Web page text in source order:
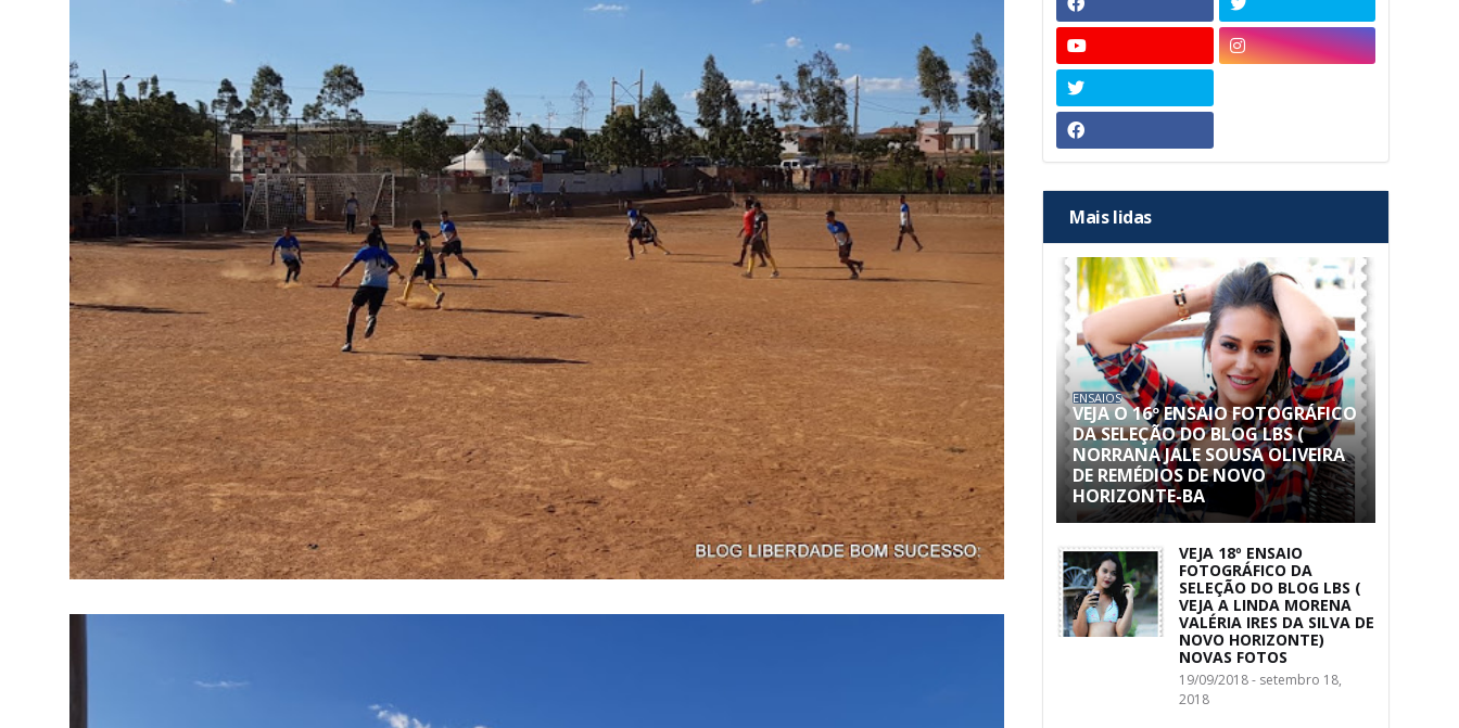
Mais lidas
ENSAIOS
VEJA O 16º ENSAIO FOTOGRÁFICO
DA SELEÇÃO DO BLOG LBS (
NORRANA JALE SOUSA OLIVEIRA
DE REMÉDIOS DE NOVO
HORIZONTE-BA
VEJA 18º ENSAIO
FOTOGRÁFICO DA
SELEÇÃO DO BLOG LBS (
VEJA A LINDA MORENA
VALÉRIA IRES DA SILVA DE
NOVO HORIZONTE)
NOVAS FOTOS
19/09/2018 - setembro 18,
2018